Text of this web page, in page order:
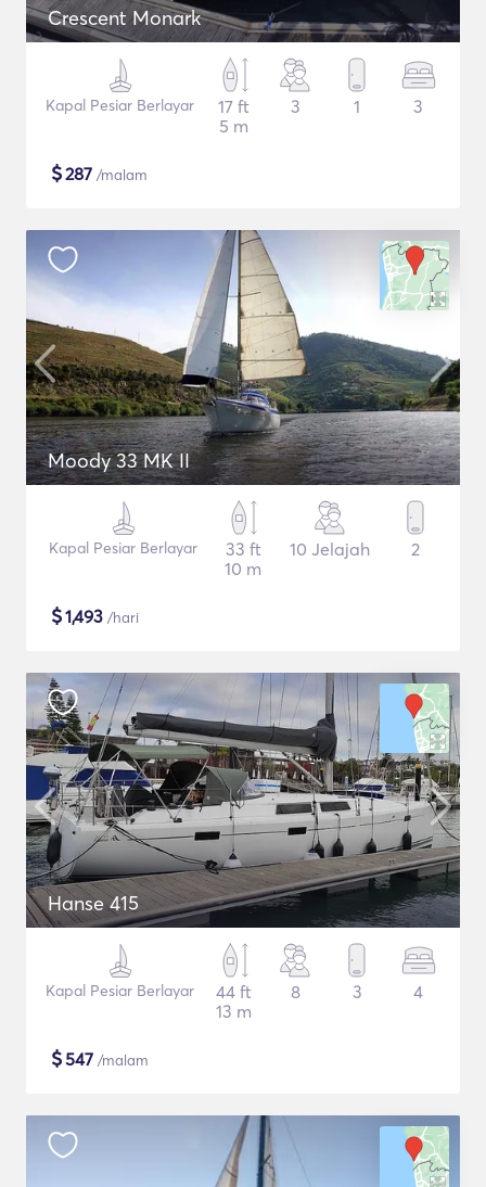
Crescent Monark
Kapal Pesiar Berlayar
17 ft
5 m
3 1 3
$287 /malam
Moody 33 MK II
Kapal Pesiar Berlayar
33 ft
10 m
10 Jelajah 2
$1,493 /hari
Hanse 415
Kapal Pesiar Berlayar
44 ft
13 m
8 3 4
$547 /malam